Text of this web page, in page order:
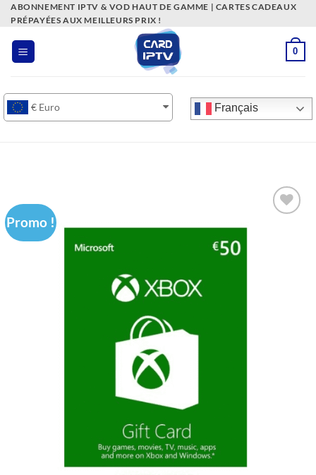
Passer
au
contenu
ABONNEMENT IPTV & VOD HAUT DE GAMME | CARTES CADEAUX
PRÉPAYÉES AUX MEILLEURS PRIX !
0
€ Euro Français
Promo !